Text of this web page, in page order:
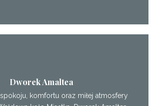
Dworek Amaltea
komfortu oraz miłej atmosfery